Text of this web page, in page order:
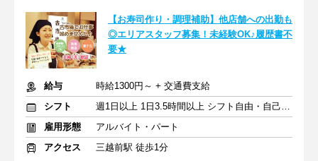
【お寿司作り・調理補助】他店舗への出勤も
◎エリアスタッフ募集！未経験OK♪履歴書不
要★
給与
時給1300円～ + 交通費支給
シフト
週1日以上 1日3.5時間以上 シフト自由・自己申告
雇用形態
アルバイト・パート
アクセス
三越前駅 徒歩1分